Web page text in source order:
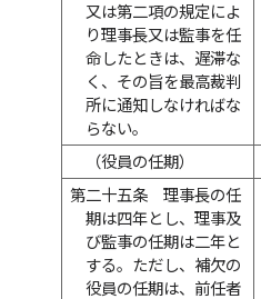
又は第二項の規定によ
り理事長又は監事を任
命したときは、遅滞な
く、その旨を最高裁判
所に通知しなければな
らない。
（役員の任期）
第二十五条
理事長の任
期は四年とし、理事及
び監事の任期は二年と
する。ただし、補欠の
役員の任期は、前任者